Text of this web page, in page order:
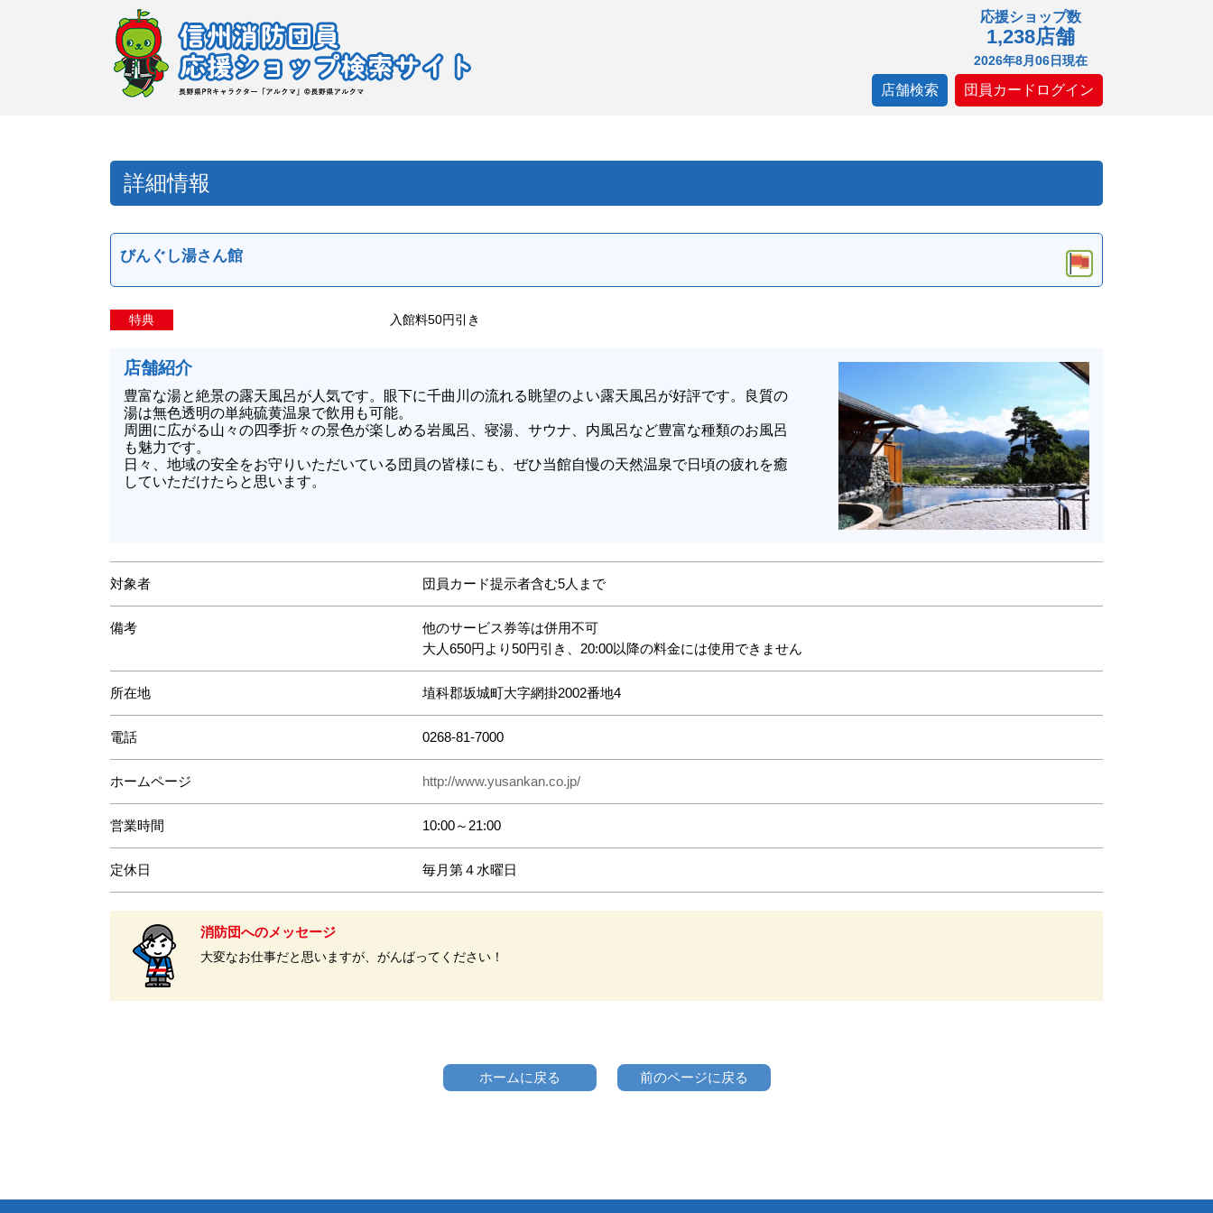
応援ショップ数
1,238店舗
2026年8月06日現在
店舗検索 団員カードログイン
詳細情報
びんぐし湯さん館
特典 入館料50円引き
店舗紹介
豊富な湯と絶景の露天風呂が人気です。眼下に千曲川の流れる眺望のよい露天風呂が好評です。良質の
湯は無色透明の単純硫黄温泉で飲用も可能。
周囲に広がる山々の四季折々の景色が楽しめる岩風呂、寝湯、サウナ、内風呂など豊富な種類のお風呂
も魅力です。
日々、地域の安全をお守りいただいている団員の皆様にも、ぜひ当館自慢の天然温泉で日頃の疲れを癒
していただけたらと思います。
対象者 団員カード提示者含む5人まで
備考
他のサービス券等は併用不可
大人650円より50円引き、20:00以降の料金には使用できません
所在地 埴科郡坂城町大字網掛2002番地4
電話 0268-81-7000
ホームページ http://www.yusankan.co.jp/
営業時間 10:00～21:00
定休日 毎月第４水曜日
消防団へのメッセージ
大変なお仕事だと思いますが、がんばってください！
ホームに戻る 前のページに戻る